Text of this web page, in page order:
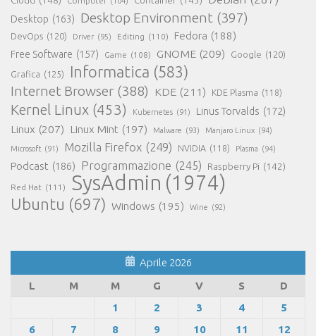
Desktop (163) Desktop Environment (397)
DevOps (120) Driver (95) Editing (110) Fedora (188)
Free Software (157) Game (108) GNOME (209) Google (120)
Grafica (125) Informatica (583)
Internet Browser (388) KDE (211) KDE Plasma (118)
Kernel Linux (453) Kubernetes (91) Linus Torvalds (172)
Linux (207) Linux Mint (197) Malware (93) Manjaro Linux (94)
Microsoft (91) Mozilla Firefox (249) NVIDIA (118) Plasma (94)
Podcast (186) Programmazione (245) Raspberry Pi (142)
Red Hat (111) SysAdmin (1974)
Ubuntu (697) Windows (195) Wine (92)
Aprile 2026
L
M M G V S
D
1
2 3 4
5
6
7 8 9 10 11
12